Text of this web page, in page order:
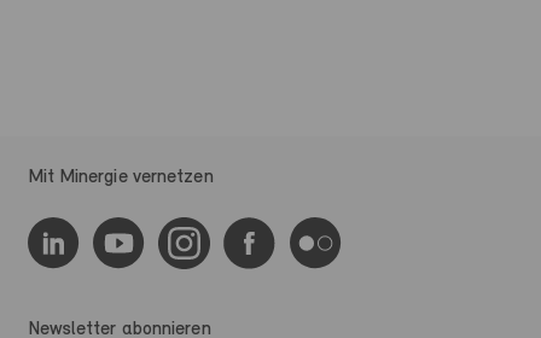
Mit Minergie vernetzen
Newsletter abonnieren